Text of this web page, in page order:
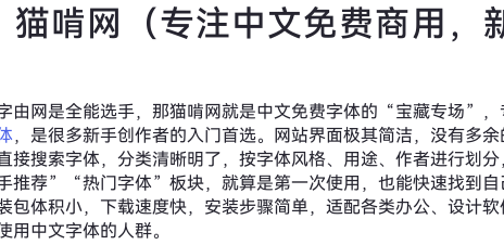
猫啃网（专注中文免费商用，
由网是全能选手，那猫啃网就是中文免费字体的“宝藏专场”，
，是很多新手创作者的入门首选。网站界面极其简洁，没有多
接搜索字体，分类清晰明了，按字体风格、用途、作者进行划
推荐”“热门字体”板块，就算是第一次使用，也能快速找到自
包体积小，下载速度快，安装步骤简单，适配各类办公、设计
用中文字体的人群。